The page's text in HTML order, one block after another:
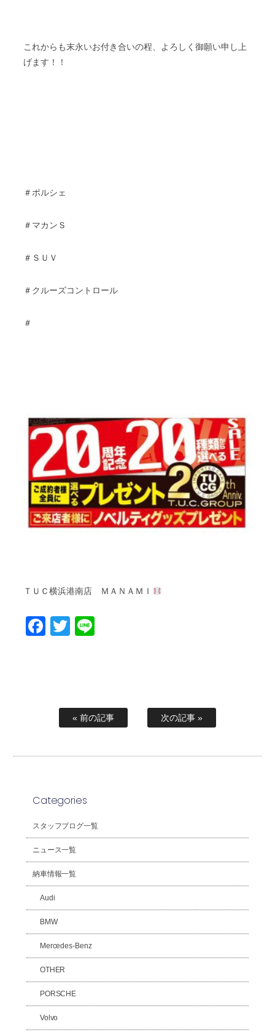
これからも末永いお付き合いの程、よろしく御願い申し上
げます！！
＃ポルシェ
＃マカンＳ
＃ＳＵＶ
＃クルーズコントロール
＃
ＴＵＣ横浜港南店 ＭＡＮＡＭＩ
Facebook
Twitter
« 前の記事 次の記事 »
Categories
スタッフブログ一覧
ニュース一覧
納車情報一覧
Audi
BMW
Mercedes-Benz
OTHER
PORSCHE
Volvo